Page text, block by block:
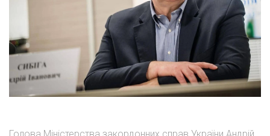
Голова Міністерства закордонних справ України Андрій